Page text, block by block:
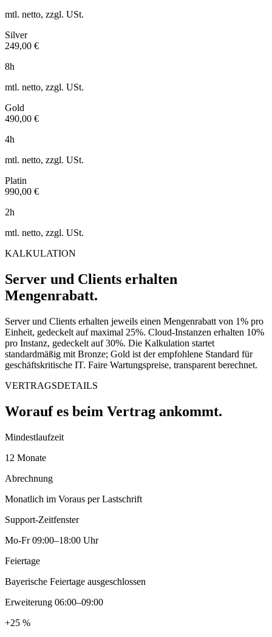
mtl. netto, zzgl. USt.
Silver
249,00 €
8h
mtl. netto, zzgl. USt.
Gold
490,00 €
4h
mtl. netto, zzgl. USt.
Platin
990,00 €
2h
mtl. netto, zzgl. USt.
KALKULATION
Server und Clients erhalten
Mengenrabatt.
Server und Clients erhalten jeweils einen Mengenrabatt von 1% pro
Einheit, gedeckelt auf maximal 25%. Cloud-Instanzen erhalten 10%
pro Instanz, gedeckelt auf 30%. Die Kalkulation startet
standardmäßig mit Bronze; Gold ist der empfohlene Standard für
geschäftskritische IT. Faire Wartungspreise, transparent berechnet.
VERTRAGSDETAILS
Worauf es beim Vertrag ankommt.
Mindestlaufzeit
12 Monate
Abrechnung
Monatlich im Voraus per Lastschrift
Support-Zeitfenster
Mo-Fr 09:00–18:00 Uhr
Feiertage
Bayerische Feiertage ausgeschlossen
Erweiterung 06:00–09:00
+25 %